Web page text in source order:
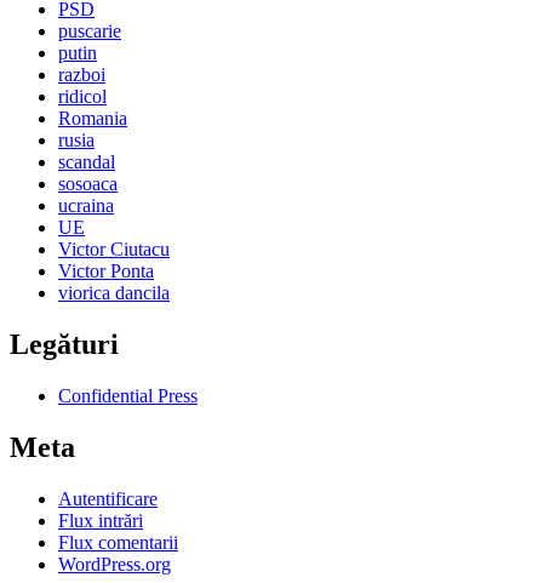
PSD
puscarie
putin
razboi
ridicol
Romania
rusia
scandal
sosoaca
ucraina
UE
Victor Ciutacu
Victor Ponta
viorica dancila
Legături
Confidential Press
Meta
Autentificare
Flux intrări
Flux comentarii
WordPress.org